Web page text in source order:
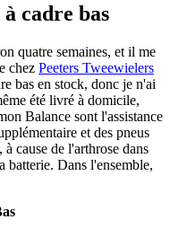
cadre bas
quatre semaines, et il me
chez Peeters Tweewielers
bas en stock, donc je n'ai
été livré à domicile,
Balance sont l'assistance
et des pneus
cause de l'arthrose dans
batterie. Dans l'ensemble,